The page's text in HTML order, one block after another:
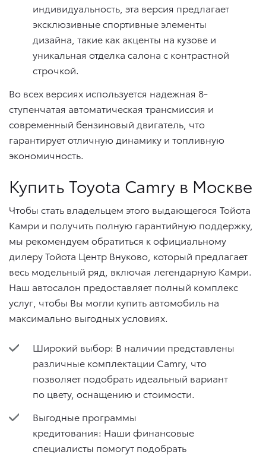
индивидуальность, эта версия предлагает
эксклюзивные спортивные элементы
дизайна, такие как акценты на кузове и
уникальная отделка салона с контрастной
строчкой.
Во всех версиях используется надежная 8-
ступенчатая автоматическая трансмиссия и
современный бензиновый двигатель, что
гарантирует отличную динамику и топливную
экономичность.
Купить Toyota Camry в Москве
Чтобы стать владельцем этого выдающегося Тойота
Камри и получить полную гарантийную поддержку,
мы рекомендуем обратиться к официальному
дилеру Тойота Центр Внуково, который предлагает
весь модельный ряд, включая легендарную Камри.
Наш автосалон предоставляет полный комплекс
услуг, чтобы Вы могли купить автомобиль на
максимально выгодных условиях.
Широкий выбор: В наличии представлены
различные комплектации Camry, что
позволяет подобрать идеальный вариант
по цвету, оснащению и стоимости.
Выгодные программы
кредитования: Наши финансовые
специалисты помогут подобрать